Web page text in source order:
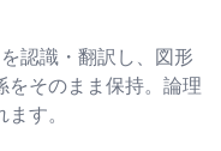
認識・翻訳し、図形
をそのまま保持。論理
す。